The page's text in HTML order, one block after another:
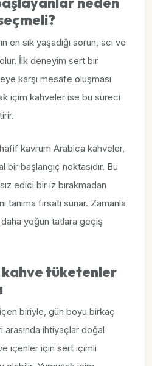
en sık yaşadığı sorun, acı ve
İlk deneyim sert bir
karşı mesafe oluşması
içim kahveler ise bu süreci
kavrum Arabica kahveler,
başlangıç noktasıdır. Bu
edici bir iz bırakmadan
tanıma fırsatı sunar. Zamanla
yoğun tatlara geçiş
kahve tüketenler
biriyle, gün boyu birkaç
ihtiyaçlar doğal
içenler için sert içimli